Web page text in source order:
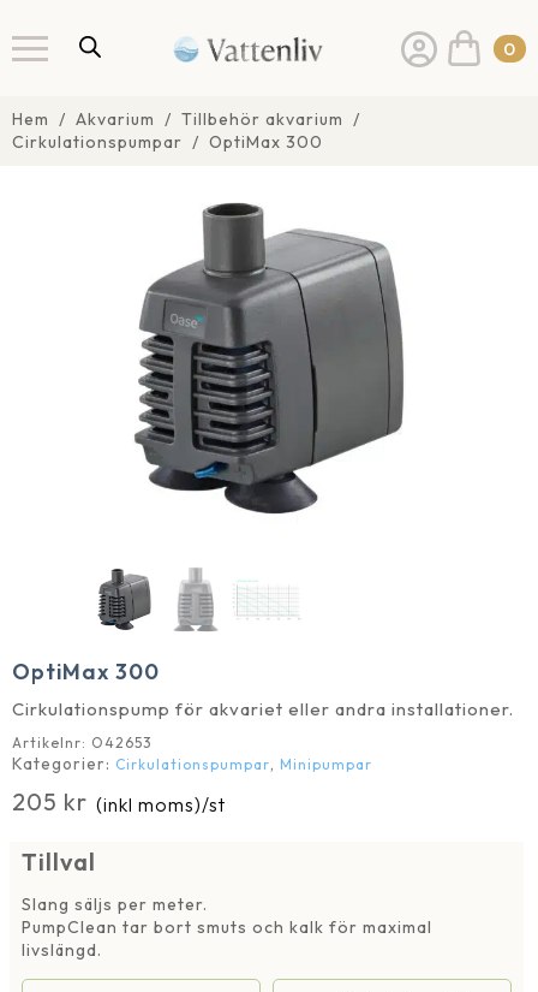
0
Hem Akvarium
Tillbehör akvarium
Cirkulationspumpar
OptiMax 300
OptiMax 300
Cirkulationspump för akvariet eller andra installationer.
Artikelnr: O42653
Kategorier: Cirkulationspumpar, Minipumpar
205 kr (inkl moms)/st
Tillval
Slang säljs per meter.
PumpClean tar bort smuts och kalk för maximal
livslängd.